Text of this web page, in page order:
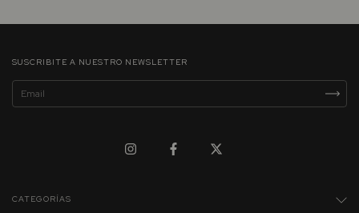
SUSCRIBITE A NUESTRO NEWSLETTER
CATEGORÍAS